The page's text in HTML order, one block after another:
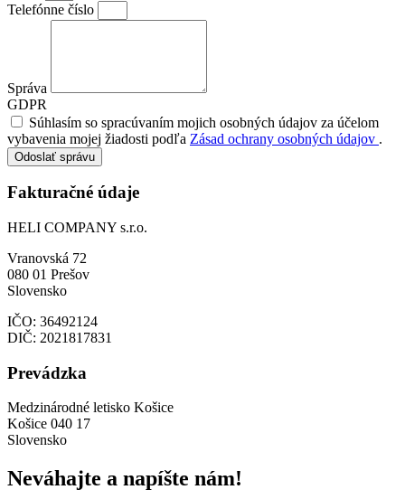
Telefónne číslo
Správa
GDPR
Súhlasím so spracúvaním mojich osobných údajov za účelom
vybavenia mojej žiadosti podľa Zásad ochrany osobných údajov .
Odoslať správu
Fakturačné údaje
HELI COMPANY s.r.o.
Vranovská 72
080 01 Prešov
Slovensko
IČO: 36492124
DIČ: 2021817831
Prevádzka
Medzinárodné letisko Košice
Košice 040 17
Slovensko
Neváhajte a napíšte nám!